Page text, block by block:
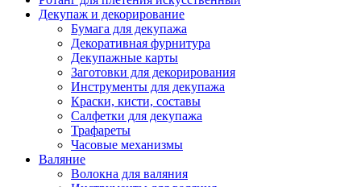
Декупаж и декорирование
Бумага для декупажа
Декоративная фурнитура
Декупажные карты
Заготовки для декорирования
Инструменты для декупажа
Краски, кисти, составы
Салфетки для декупажа
Трафареты
Часовые механизмы
Валяние
Волокна для валяния